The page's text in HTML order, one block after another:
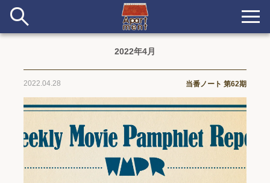
長期滞在者&more
当番ノート
新着
2022年4月
2022.04.28 当番ノート 第62期